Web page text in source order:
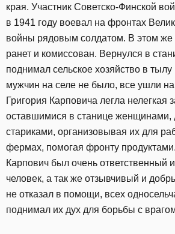
края. Участник Советско-Финской
в 1941 году воевал на фронтах
войны рядовым солдатом. В этом же
ранет и комиссован. Вернулся в
поднимал сельское хозяйство в тылу
мужчин на селе не было, все ушли
Григория Карповича легла нелегкая
оставшимися в станице женщинами,
стариками, организовывая их для
фермах, помогая фронту
Карпович был очень ответственный
человек, а так же отзывчивый и
не отказал в помощи, всех
поднимал их дух для борьбы с